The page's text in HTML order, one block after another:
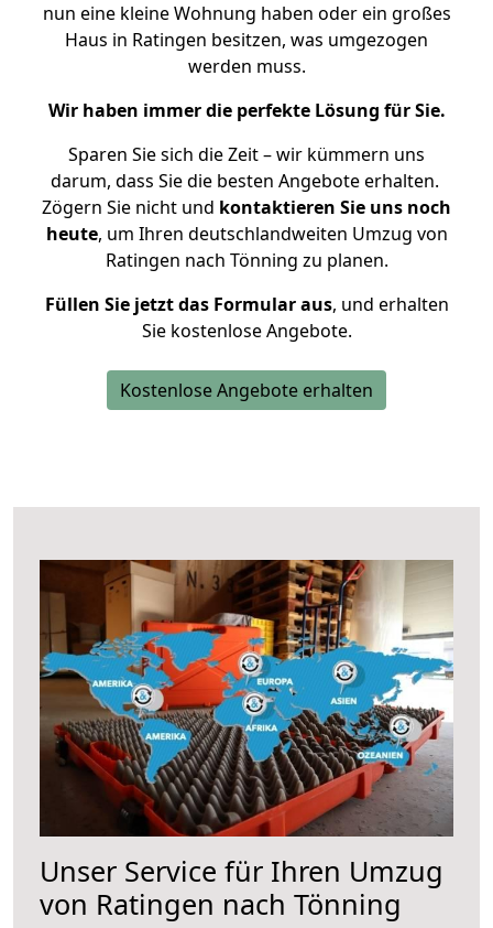
nun eine kleine Wohnung haben oder ein großes
Haus in Ratingen besitzen, was umgezogen
werden muss.
Wir haben immer die perfekte Lösung für Sie.
Sparen Sie sich die Zeit – wir kümmern uns
darum, dass Sie die besten Angebote erhalten.
Zögern Sie nicht und kontaktieren Sie uns noch
heute, um Ihren deutschlandweiten Umzug von
Ratingen nach Tönning zu planen.
Füllen Sie jetzt das Formular aus, und erhalten
Sie kostenlose Angebote.
Kostenlose Angebote erhalten
Unser Service für Ihren Umzug
von Ratingen nach Tönning